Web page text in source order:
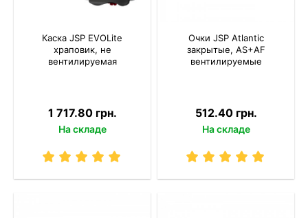
Каска JSP EVOLite
храповик, не
вентилируемая
1 717.80 грн.
На складе
Очки JSP Atlantic
закрытые, AS+AF
вентилируемые
512.40 грн.
На складе